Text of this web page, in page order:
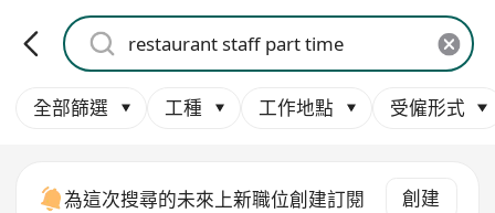
全部篩選 工種 工作地點 受僱形式
為這次搜尋的未來上新職位創建訂閱 創建